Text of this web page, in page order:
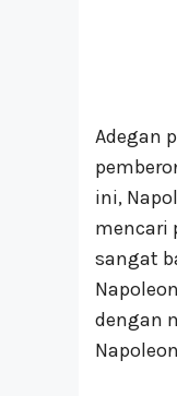
Adegan
ini,
mencari
sangat
dengan